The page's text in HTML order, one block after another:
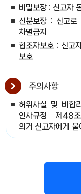
비밀보장 : 신고자
신분보장 : 신고
차별금지
협조자보호 : 신고
보호
주의사항
허위사실 및 비합
인사규정 제48조
의거 신고자에게